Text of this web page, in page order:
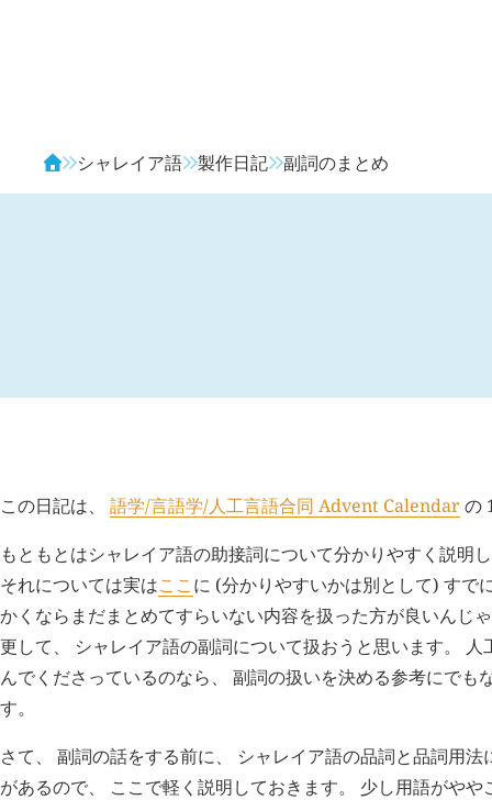
シャレイア語 製作日記 副詞のまとめ
この日記は、 語学/言語学/人工言語合同 Advent Calendarの
もともとはシャレイア語の助接詞について分かりやすく説明
それについては実はここに (分かりやすいかは別として) すで
かくならまだまとめてすらいない内容を扱った方が良いんじ
更して、 シャレイア語の副詞について扱おうと思います。
んでくださっているのなら、 副詞の扱いを決める参考にでも
す。
さて、 副詞の話をする前に、 シャレイア語の品詞と品詞用
があるので、 ここで軽く説明しておきます。 少し用語がや